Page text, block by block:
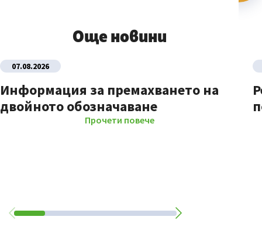
Още новини
07.08.2026
Информация за премахването на
двойното обозначаване
Прочети повече